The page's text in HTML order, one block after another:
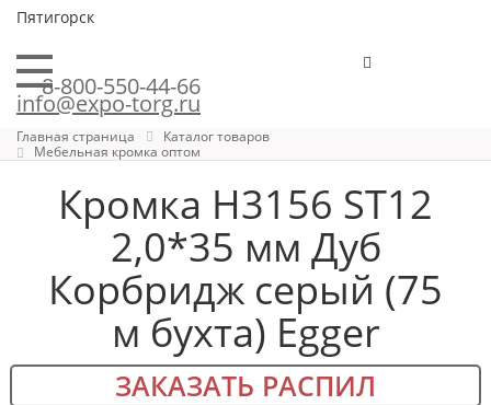
Пятигорск
8-800-550-44-66
info@expo-torg.ru
Главная страница
Каталог товаров
Мебельная кромка оптом
Кромка H3156 ST12
2,0*35 мм Дуб
Корбридж серый (75
м бухта) Egger
ЗАКАЗАТЬ РАСПИЛ